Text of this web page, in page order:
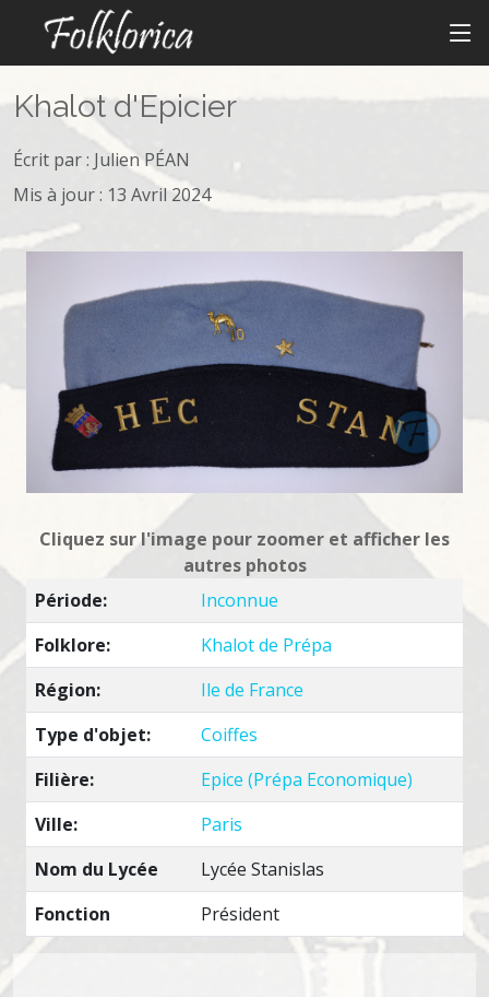
Khalot d'Epicier
Écrit par : Julien PÉAN
Mis à jour : 13 Avril 2024
Cliquez sur l'image pour zoomer et afficher les
autres photos
Période:
Inconnue
Folklore:
Khalot de Prépa
Région:
Ile de France
Type d'objet:
Coiffes
Filière:
Epice (Prépa Economique)
Ville:
Paris
Nom du Lycée
Lycée Stanislas
Fonction
Président